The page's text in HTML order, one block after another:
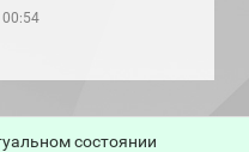
состоянии